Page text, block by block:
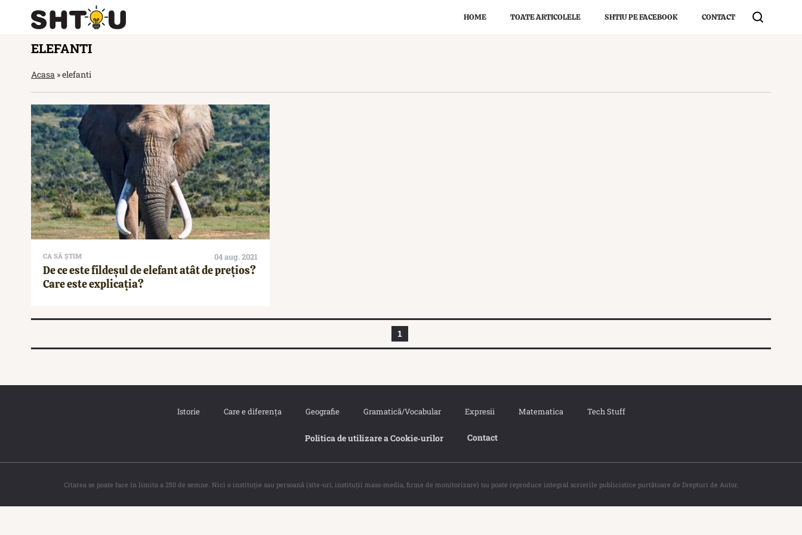
HOME TOATE ARTICOLELE SHTIU PE FACEBOOK CONTACT
ELEFANTI
Acasa »elefanti
CA SĂ ȘTIM 04 aug. 2021
De ce este fildeșul de elefant atât de prețios?
Care este explicația?
1
Istorie Care e diferența Geografie Gramatică/Vocabular Expresii Matematica Tech Stuff
Politica de utilizare a Cookie‐urilor Contact
Citarea se poate face în limita a 250 de semne. Nici o instituţie sau persoană (site-uri, instituţii mass-media, firme de monitorizare) nu poate reproduce integral scrierile publicistice purtătoare de Drepturi de Autor.